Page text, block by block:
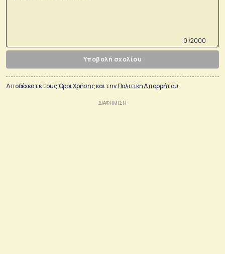
0 /2000
Υποβολή σχολίου
Αποδέχεστε τουςΌροι Χρήσηςκαι τηνΠολιτικη Απορρήτου